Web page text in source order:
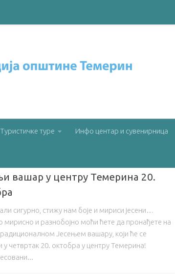
Туристичке туре Инфо центар и сувенирница
вашар у центру Темерина 20.
сигурно, стижу нам боје и мириси јесени…
мирисно и разнобојно моћи ћете да пронађете на
Јесењем вашару, који ће се
у четвртак 20. октобра у центру Темерина!